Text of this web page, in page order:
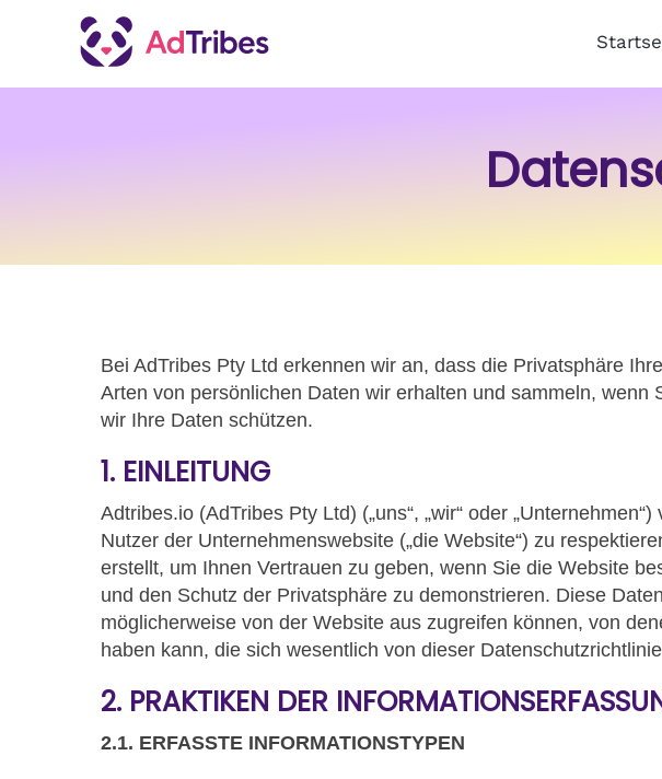
Bei AdTribes Pty Ltd erkennen wir an, dass die Privatsphäre
Arten von persönlichen Daten wir erhalten und sammeln,
wir Ihre Daten schützen.
1. EINLEITUNG
Adtribes.io (AdTribes Pty Ltd) („uns“, „wir“ oder
Nutzer der Unternehmenswebsite („die Website“) zu
erstellt, um Ihnen Vertrauen zu geben, wenn Sie die Website
und den Schutz der Privatsphäre zu demonstrieren. Diese
möglicherweise von der Website aus zugreifen können, von
haben kann, die sich wesentlich von dieser
2. PRAKTIKEN DER
2.1. ERFASSTE INFORMATIONSTYPEN